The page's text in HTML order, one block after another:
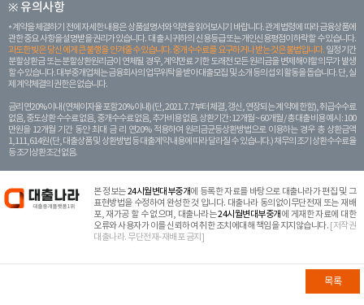
※ 유의사항
계약을 체결하기 전에 자세한 내용은 상품설명서와 약관을 읽어보시기 바랍니다. 관계 법령에 따라 금융상품에
관한 중요 사항을 설명받을 권리가 있습니다. 대 출 시 귀하의 신용등급 또는 개인신용평점이 하락할 수 있습니다.
과도한 빚은 당신 에게 큰 불행을 안겨줄 수 있습니다. 중개수수료를 요구하거나 받는 것은 불법입니다. 일정 기간
분할상환금 또는 분할상환원리금이 연체될 경우, 계약만료 기한 도래전 모든 원리금을 변제해야할 의무가 발생
할 수 있습니다. 대부중개업체는 금융회사의 업무위탁을 받아 대출모집 및 소개 등의 섭외 활동을 돕습니다. 단, 실
제 계약체결의 권한은 없습니다.
금리 연20% 이내 (연체이자율 포함 20% 이내) (단, 2021. 7. 7부터 체결, 갱신, 연장되는 계 약에 한함), 취급수수료
없음, 중도상환 수수료 없음, 중개수수료 없음, 추가비용 없음. 상환기간 : 12개월 ~ 60개월 / 총 대출 비용 예시 : 100
만원을 12개월 기간 동안 최대 금 리 연20% 적용하여 원리금균등상환방법으로 이용하는 경우 총 상환금액
1,111,614원 (단, 대출상품 및 상환방법 등 대출계약 내용에 따라 달라질 수 있습니다.) 채무의 조기 상환수수료율
등 조기상환조건 없음.
본 정보는24시월변대부중개에 등록한 자료를 바탕으로 대출나라가 편집 및 그
표현방법을 수정하여 완성한 것 입니다. 대출나라 동의없이무단전재 또는 재배
포, 재가공 할 수 없으며, 대출나라는24시월변대부중개 에 게재한 자료에 대한
오류와 사용자가 이를 신뢰하여 취한 조치에대해 책임을 지지않습니다. [저작권
대출나라. 무단전재-재배포 금지]
목록